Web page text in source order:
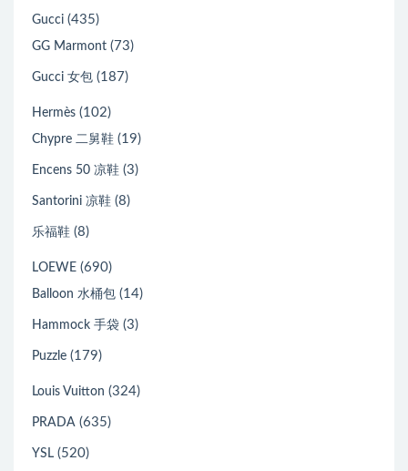
Gucci (435)
GG Marmont (73)
Gucci 女包 (187)
Hermès (102)
Chypre 二舅鞋 (19)
Encens 50 凉鞋 (3)
Santorini 凉鞋 (8)
乐福鞋 (8)
LOEWE (690)
Balloon 水桶包 (14)
Hammock 手袋 (3)
Puzzle (179)
Louis Vuitton (324)
PRADA (635)
YSL (520)